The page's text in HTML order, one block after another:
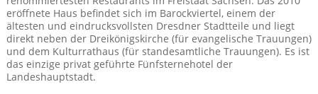
eröffnete Haus befindet sich im Barockviertel, einem der
ältesten und eindrucksvollsten Dresdner Stadtteile und liegt
direkt neben der Dreikönigskirche (für evangelische Trauungen)
und dem Kulturrathaus (für standesamtliche Trauungen). Es ist
das einzige privat geführte Fünfsternehotel der
Landeshauptstadt.